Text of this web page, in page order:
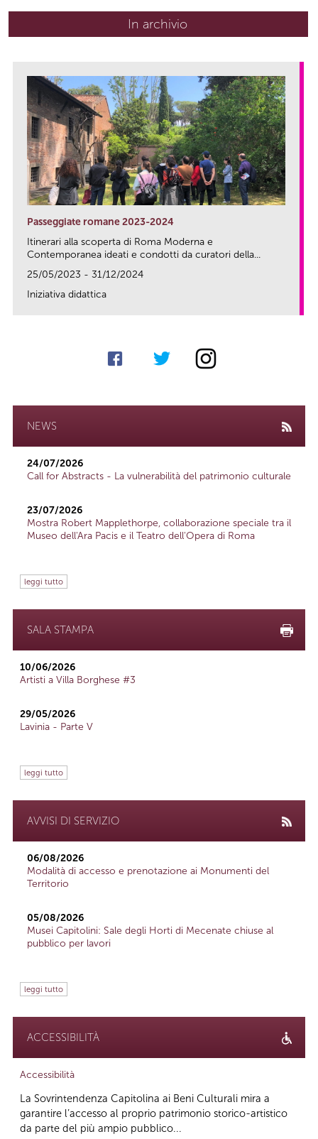
In archivio
Passeggiate romane 2023-2024
Itinerari alla scoperta di Roma Moderna e
Contemporanea ideati e condotti da curatori della...
25/05/2023 - 31/12/2024
Iniziativa didattica
NEWS
24/07/2026
Call for Abstracts - La vulnerabilità del patrimonio culturale
23/07/2026
Mostra Robert Mapplethorpe, collaborazione speciale tra il
Museo dell'Ara Pacis e il Teatro dell'Opera di Roma
leggi tutto
SALA STAMPA
10/06/2026
Artisti a Villa Borghese #3
29/05/2026
Lavinia - Parte V
leggi tutto
AVVISI DI SERVIZIO
06/08/2026
Modalità di accesso e prenotazione ai Monumenti del
Territorio
05/08/2026
Musei Capitolini: Sale degli Horti di Mecenate chiuse al
pubblico per lavori
leggi tutto
ACCESSIBILITÀ
Accessibilità
La Sovrintendenza Capitolina ai Beni Culturali mira a
garantire l’accesso al proprio patrimonio storico-artistico
da parte del più ampio pubblico...